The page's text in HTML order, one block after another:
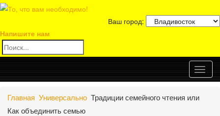
Ваш город:
Напишите нам
Главная Универсально Традиции семейного чтения или
Как объединить семью